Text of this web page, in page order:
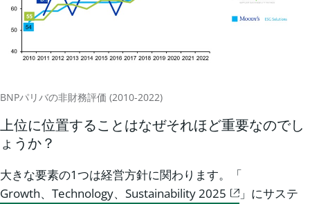
BNPパリバの非財務評価 (2010-2022)
上位に位置することはなぜそれほど重要なのでし
ょうか？
大きな要素の1つは経営方針に関わります。「
Growth、Technology、Sustainability 2025
」にサステ